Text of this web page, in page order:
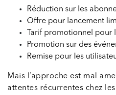
Réduction sur les
Offre pour lancement
Tarif promotionnel pour
Promotion sur des
Remise pour les
Mais l’approche est mal
attentes récurrentes chez